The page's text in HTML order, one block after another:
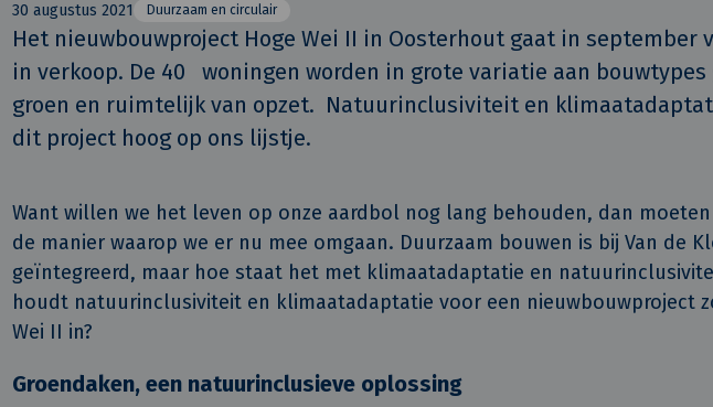
30 augustus 2021 Duurzaam en circulair
Het nieuwbouwproject Hoge Wei II in Oosterhout gaat in september
in verkoop. De 40   woningen worden in grote variatie aan bouwtypes
groen en ruimtelijk van opzet.  Natuurinclusiviteit en
dit project hoog op ons lijstje.
Want willen we het leven op onze aardbol nog lang behouden, dan moeten
de manier waarop we er nu mee omgaan. Duurzaam bouwen is bij Van de
geïntegreerd, maar hoe staat het met klimaatadaptatie en
houdt natuurinclusiviteit en klimaatadaptatie voor een nieuwbouwproject
Wei II in?
Groendaken, een natuurinclusieve oplossing